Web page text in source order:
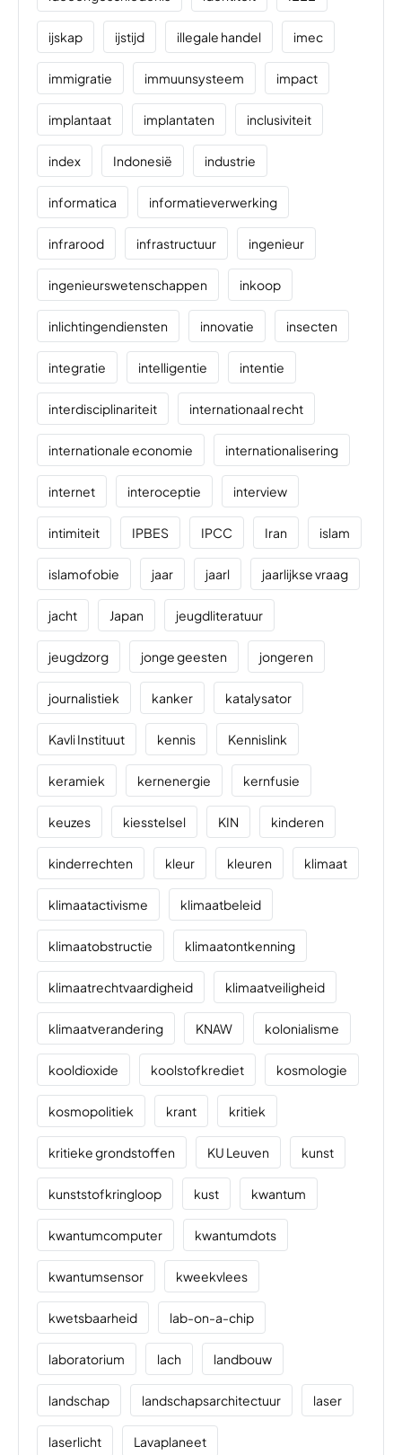
ijskap ijstijd illegale handel imec
immigratie immuunsysteem impact
implantaat implantaten inclusiviteit
index Indonesië industrie
informatica informatieverwerking
infrarood infrastructuur ingenieur
ingenieurswetenschappen inkoop
inlichtingendiensten innovatie insecten
integratie intelligentie intentie
interdisciplinariteit internationaal recht
internationale economie internationalisering
internet interoceptie interview
intimiteit IPBES IPCC Iran islam
islamofobie jaar jaarl jaarlijkse vraag
jacht Japan jeugdliteratuur
jeugdzorg jonge geesten jongeren
journalistiek kanker katalysator
Kavli Instituut kennis Kennislink
keramiek kernenergie kernfusie
keuzes kiesstelsel KIN kinderen
kinderrechten kleur kleuren klimaat
klimaatactivisme klimaatbeleid
klimaatobstructie klimaatontkenning
klimaatrechtvaardigheid klimaatveiligheid
klimaatverandering KNAW kolonialisme
kooldioxide koolstofkrediet kosmologie
kosmopolitiek krant kritiek
kritieke grondstoffen KU Leuven kunst
kunststofkringloop kust kwantum
kwantumcomputer kwantumdots
kwantumsensor kweekvlees
kwetsbaarheid lab-on-a-chip
laboratorium lach landbouw
landschap landschapsarchitectuur laser
laserlicht Lavaplaneet